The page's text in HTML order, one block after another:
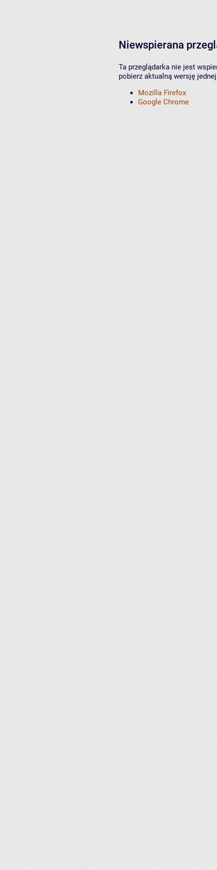
Niewspierana
Ta przeglądarka nie jest
pobierz aktualną wersję
Mozilla Firefox
Google Chrome